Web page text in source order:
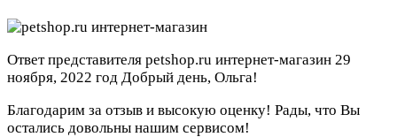
Ответ представителя petshop.ru интернет-магазин 29
ноября, 2022 год Добрый день, Ольга!
Благодарим за отзыв и высокую оценку! Рады, что Вы
остались довольны нашим сервисом!